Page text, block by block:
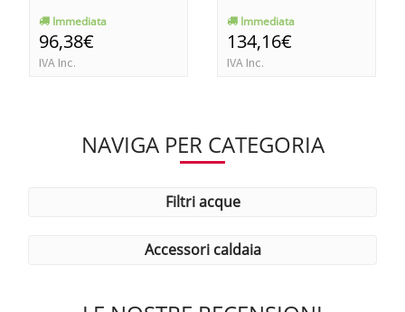
Immediata
96,38€
IVA Inc.
Immediata
134,16€
IVA Inc.
NAVIGA PER CATEGORIA
filtri acque
accessori caldaia